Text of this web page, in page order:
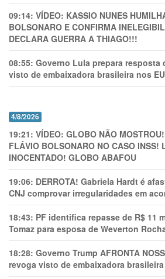
09:14: VÍDEO: KASSIO NUNES
BOLSONARO E CONFIRMA
DECLARA GUERRA A THIAGO!!!
08:55: Governo Lula prepara resposta
visto de embaixadora brasileira nos
4/8/2026
19:21: VÍDEO: GLOBO NÃO
FLÁVIO BOLSONARO NO CASO INSS!
INOCENTADO! GLOBO ABAFOU
19:06: DERROTA! Gabriela Hardt é
CNJ comprovar irregularidades em
18:43: PF identifica repasse de R$ 11
Tomaz para esposa de Weverton
18:28: Governo Trump AFRONTA
revoga visto de embaixadora brasileira